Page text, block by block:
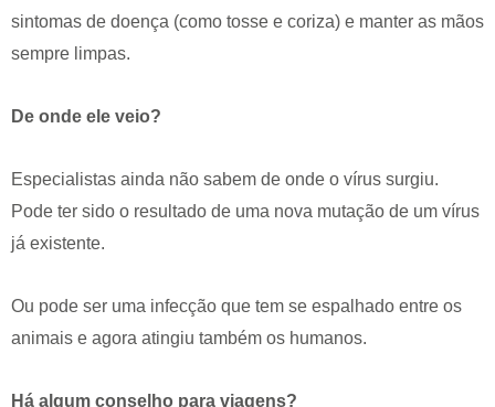
sintomas de doença (como tosse e coriza) e manter as mãos
sempre limpas.
De onde ele veio?
Especialistas ainda não sabem de onde o vírus surgiu.
Pode ter sido o resultado de uma nova mutação de um vírus
já existente.
Ou pode ser uma infecção que tem se espalhado entre os
animais e agora atingiu também os humanos.
Há algum conselho para viagens?